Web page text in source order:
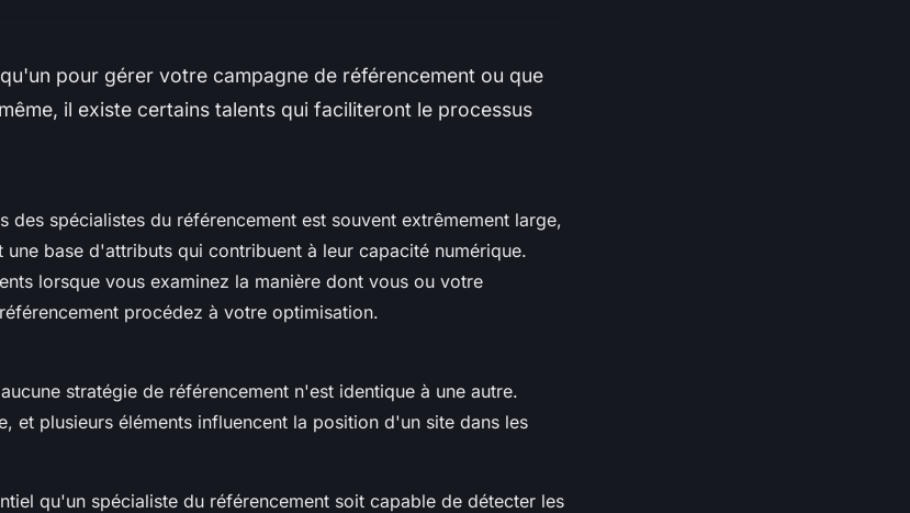
pour gérer votre campagne de référencement ou que
il existe certains talents qui faciliteront le processus
des spécialistes du référencement est souvent extrêmement large,
une base d'attributs qui contribuent à leur capacité numérique.
lorsque vous examinez la manière dont vous ou votre
procédez à votre optimisation.
stratégie de référencement n'est identique à une autre.
et plusieurs éléments influencent la position d'un site dans les
qu'un spécialiste du référencement soit capable de détecter les